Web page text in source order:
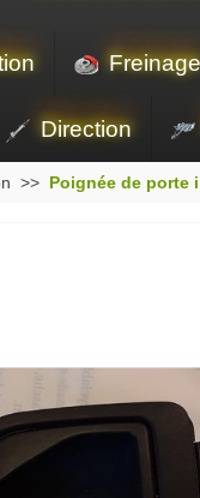
Freinage
Direction
Poignée de porte